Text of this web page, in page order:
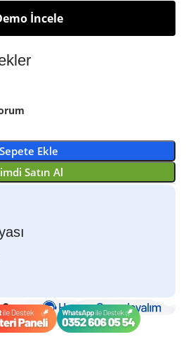
İncele
Sepete Ekle
Satın Al